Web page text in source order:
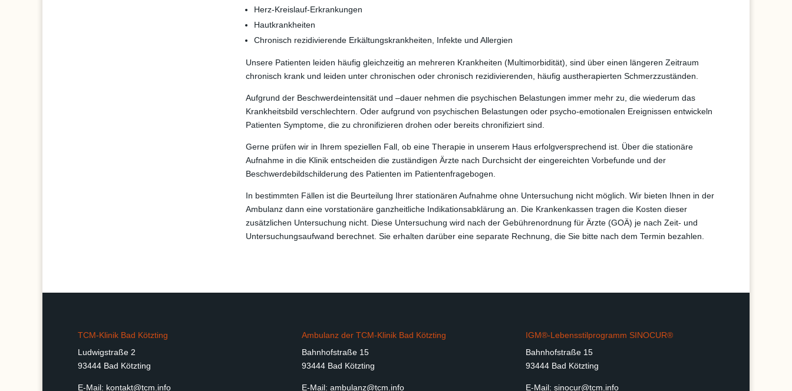
Herz-Kreislauf-Erkrankungen
Hautkrankheiten
Chronisch rezidivierende Erkältungskrankheiten, Infekte und Allergien
Unsere Patienten leiden häufig gleichzeitig an mehreren Krankheiten (Multimorbidität), sind über einen längeren Zeitraum
chronisch krank und leiden unter chronischen oder chronisch rezidivierenden, häufig austherapierten Schmerzzuständen.
Aufgrund der Beschwerdeintensität und –dauer nehmen die psychischen Belastungen immer mehr zu, die wiederum das
Krankheitsbild verschlechtern. Oder aufgrund von psychischen Belastungen oder psycho-emotionalen Ereignissen entwickeln
Patienten Symptome, die zu chronifizieren drohen oder bereits chronifiziert sind.
Gerne prüfen wir in Ihrem speziellen Fall, ob eine Therapie in unserem Haus erfolgversprechend ist. Über die stationäre
Aufnahme in die Klinik entscheiden die zuständigen Ärzte nach Durchsicht der eingereichten Vorbefunde und der
Beschwerdebildschilderung des Patienten im Patientenfragebogen.
In bestimmten Fällen ist die Beurteilung Ihrer stationären Aufnahme ohne Untersuchung nicht möglich. Wir bieten Ihnen in der
Ambulanz dann eine vorstationäre ganzheitliche Indikationsabklärung an. Die Krankenkassen tragen die Kosten dieser
zusätzlichen Untersuchung nicht. Diese Untersuchung wird nach der Gebührenordnung für Ärzte (GOÄ) je nach Zeit- und
Untersuchungsaufwand berechnet. Sie erhalten darüber eine separate Rechnung, die Sie bitte nach dem Termin bezahlen.
TCM-Klinik Bad Kötzting
Ludwigstraße 2
93444 Bad Kötzting
E-Mail: kontakt@tcm.info
Ambulanz der TCM-Klinik Bad Kötzting
Bahnhofstraße 15
93444 Bad Kötzting
E-Mail: ambulanz@tcm.info
IGM®-Lebensstilprogramm SINOCUR®
Bahnhofstraße 15
93444 Bad Kötzting
E-Mail: sinocur@tcm.info